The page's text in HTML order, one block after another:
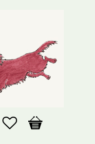
Favoriter
Kundvagn